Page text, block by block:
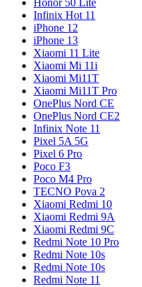
Infinix Hot 11
iPhone 12
iPhone 13
Xiaomi 11 Lite
Xiaomi Mi 11i
Xiaomi Mi11T
Xiaomi Mi11T Pro
OnePlus Nord CE
OnePlus Nord CE2
Infinix Note 11
Pixel 5A 5G
Pixel 6 Pro
Poco F3
Poco M4 Pro
TECNO Pova 2
Xiaomi Redmi 10
Xiaomi Redmi 9A
Xiaomi Redmi 9C
Redmi Note 10 Pro
Redmi Note 10s
Redmi Note 10s
Redmi Note 11